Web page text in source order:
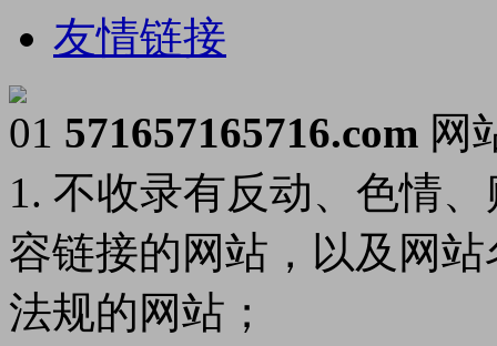
友情链接
01 571657165716.com 网
1. 不收录有反动、色情
容链接的网站，以及网
法规的网站；